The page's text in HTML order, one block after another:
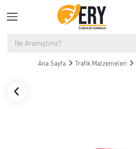
Ana Sayfa Trafik Malzemeleri